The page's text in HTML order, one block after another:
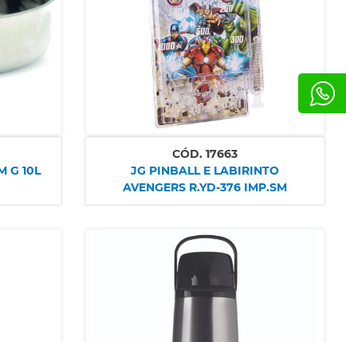
G 10L
CÓD. 17663
JG PINBALL E LABIRINTO
AVENGERS R.YD-376 IMP.SM